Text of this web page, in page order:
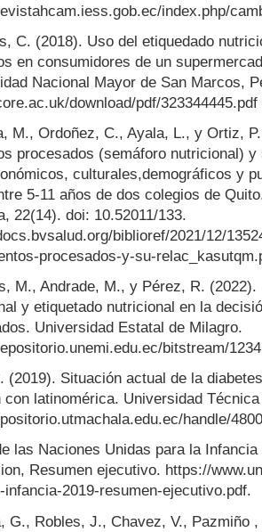
index.php/
C. (2018). Uso del etiquedado
en consumidores de un
Nacional Mayor de San Marcos,
download/pdf/323344445.pdf
M., Ordoñez, C., Ayala, L., y Ortiz,
procesados (semáforo nutricional)
culturales,demográficos y
5-11 años de dos colegios de
22(14). doi: 10.52011/133.
biblioref/2021/12/
procesados-y-su-
M., Andrade, M., y Pérez, R.
y etiquetado nutricional en la
Universidad Estatal de Milagro.
bitstream/
(2019). Situación actual de la
con latinomérica. Universidad
handle/
las Naciones Unidas para la
Resumen ejecutivo. https://
infancia-2019-resumen-ejecutivo.pdf.
G., Robles, J., Chavez, V., Pazmiño